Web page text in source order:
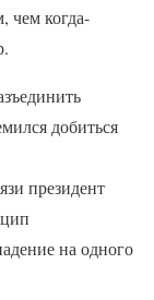
чем когда-
добиться
президент
на одного